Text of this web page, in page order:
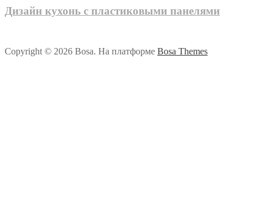
Дизайн кухонь с пластиковыми панелями
Copyright © 2026 Bosa. На платформе Bosa Themes